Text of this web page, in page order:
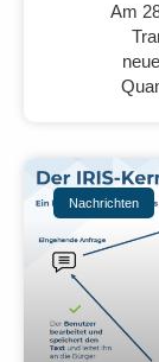
Am
Nachrichten